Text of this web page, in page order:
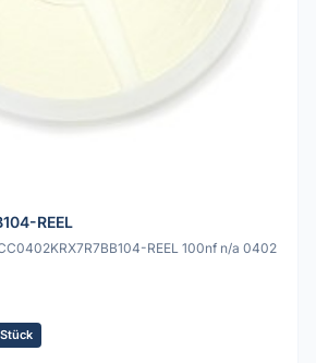
REEL
REEL 100nf n/a 0402